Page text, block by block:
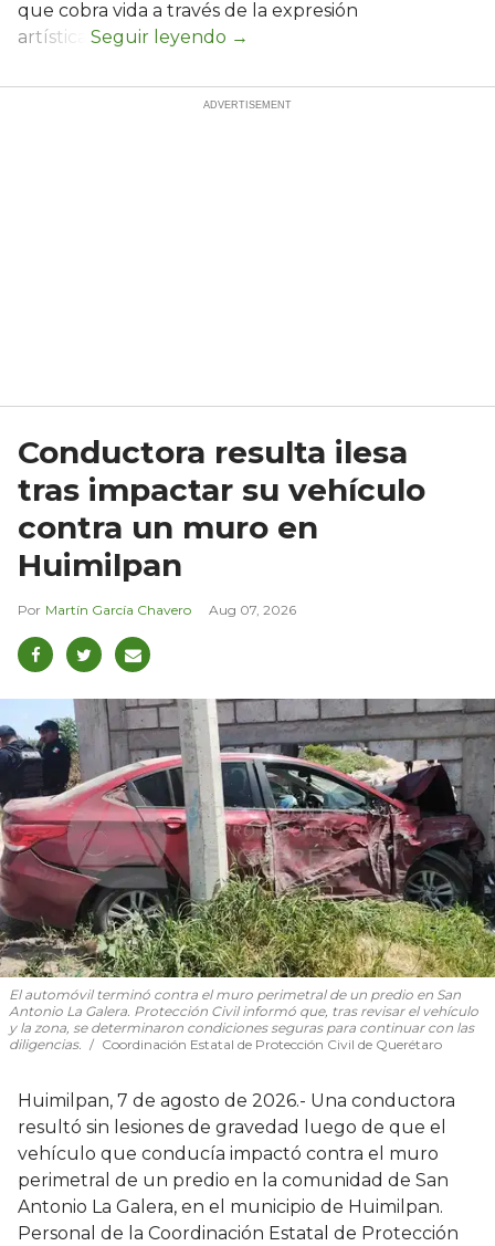
que cobra vida a través de la expresión
artística.
Conductora resulta ilesa
tras impactar su vehículo
contra un muro en
Huimilpan
Martín García Chavero Aug 07, 2026
El automóvil terminó contra el muro perimetral de un predio en San
Antonio La Galera. Protección Civil informó que, tras revisar el vehículo
y la zona, se determinaron condiciones seguras para continuar con las
diligencias.
Coordinación Estatal de Protección Civil de Querétaro
Huimilpan, 7 de agosto de 2026.- Una conductora
resultó sin lesiones de gravedad luego de que el
vehículo que conducía impactó contra el muro
perimetral de un predio en la comunidad de San
Antonio La Galera, en el municipio de Huimilpan.
Personal de la Coordinación Estatal de Protección